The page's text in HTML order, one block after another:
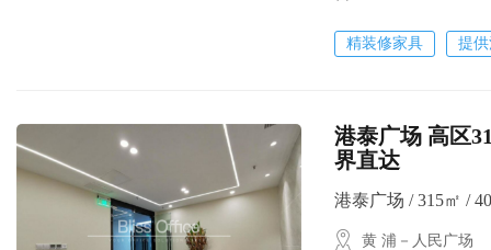
精装修家具 提
港泰广场 高区
界直达
港泰广场 / 315㎡ / 40
黄 浦－人民广场